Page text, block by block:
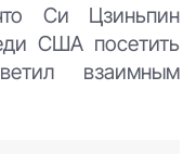
Си Цзиньпин
США посетить
взаимным